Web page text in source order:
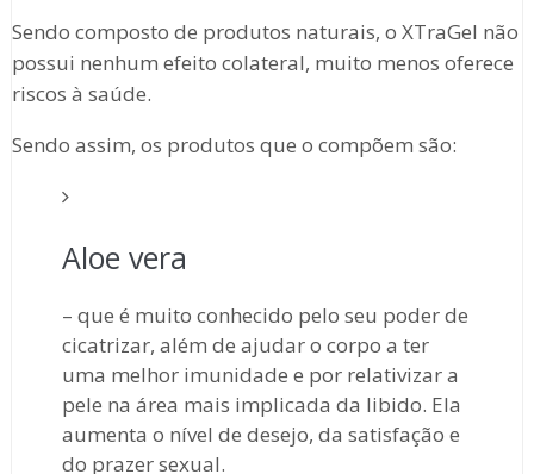
Sendo composto de produtos naturais, o XTraGel não
possui nenhum efeito colateral, muito menos oferece
riscos à saúde.
Sendo assim, os produtos que o compõem são:
Aloe vera
– que é muito conhecido pelo seu poder de
cicatrizar, além de ajudar o corpo a ter
uma melhor imunidade e por relativizar a
pele na área mais implicada da libido. Ela
aumenta o nível de desejo, da satisfação e
do prazer sexual.